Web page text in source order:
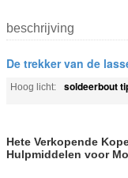
beschrijving
De trekker van de
Hoog licht: soldeerbout
Hete Verkopende
Hulpmiddelen voor